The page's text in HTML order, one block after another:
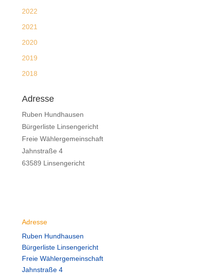
2022
2021
2020
2019
2018
Adresse
Ruben Hundhausen
Bürgerliste Linsengericht
Freie Wählergemeinschaft
Jahnstraße 4
63589 Linsengericht
Adresse
Ruben Hundhausen
Bürgerliste Linsengericht
Freie Wählergemeinschaft
Jahnstraße 4